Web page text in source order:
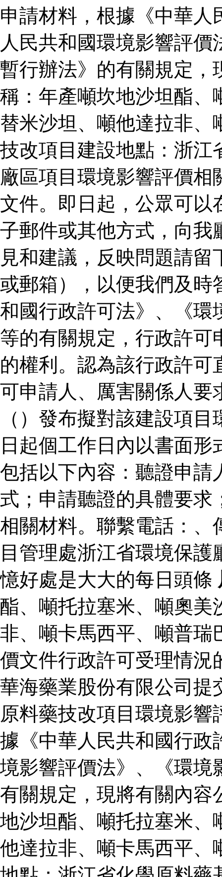
申請材料，根據《中華
人民共和國環境影響評
暫行辦法》的有關規定，
稱：年產噸坎地沙坦酯、
替米沙坦、噸他達拉非
技改項目建設地點：浙江
廠區項目環境影響評價
文件。即日起，公眾可以
子郵件或其他方式，向我
見和建議，反映問題請
或郵箱），以便我們及時
和國行政許可法》、《環
等的有關規定，行政許可
的權利。認為該行政許
可申請人、厲害關係人要
（）發布擬對該建設項
日起個工作日內以書面
包括以下內容：聽證申請
式；申請聽證的具體要求
相關材料。聯繫電話：、
目管理處浙江省環境保護
憶好處是大大的每日頭條
酯、噸托拉塞米、噸奧美
非、噸卡馬西平、噸普瑞
價文件行政許可受理情況
華海藥業股份有限公司提
原料藥技改項目環境影
據《中華人民共和國行政
境影響評價法》、《環境
有關規定，現將有關內容
地沙坦酯、噸托拉塞米、
他達拉非、噸卡馬西平、